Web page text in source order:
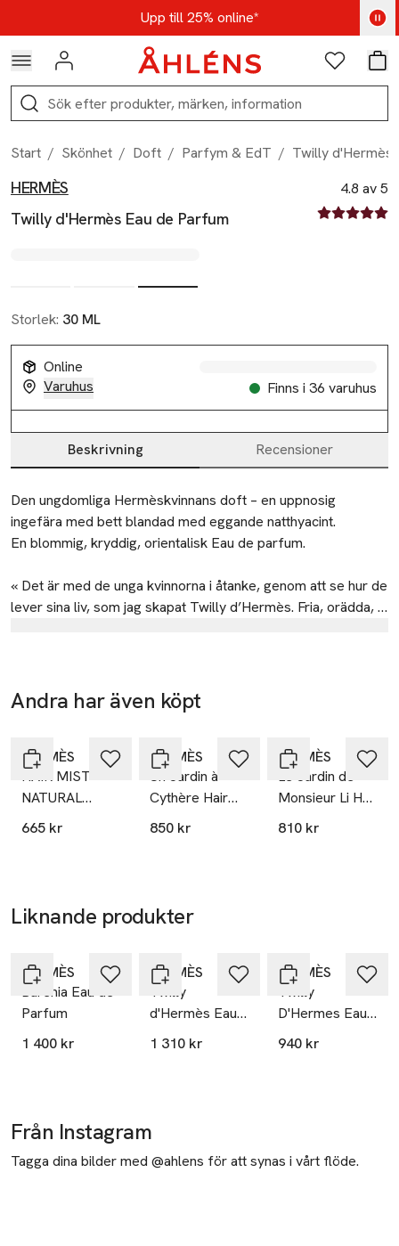
Hoppa till navigationsmenynUpp till 25% online*
Kod: AUG25 - Shoppa nu
Logga in Favoriter
Sök
Start / Skönhet / Doft / Parfym & EdT / Twilly d'Hermès
Produktbilder
Hoppa över bildspelet
HERMÈS
Twilly d'Hermès Eau de Parfum
4.8 av 5
4.8 av fem
Storlek: 30 ML
Online
Varuhus
Finns i 36 varuhus
Produktinformation
Beskrivning Recensioner
Beskrivning
Den ungdomliga Hermèskvinnans doft – en uppnosig
ingefära med bett blandad med eggande natthyacint.
En blommig, kryddig, orientalisk Eau de parfum.
« Det är med de unga kvinnorna i åtanke, genom att se hur de
lever sina liv, som jag skapat Twilly d’Hermès. Fria, orädda,
Det är i den andan som Christine Nagel tagit fram Twilly
ett hettande sting och signalerar eggande attraktion och
uppvaknande sensualism. Det handknutna sidenbandet kring
flaskan är en fantasifull detalj, som understryker den lekfulla
stilen. Varje sidenband är unikt.
23
rue Boissy d’Anglas
France
E-post
anna-lena.sich@hermes.com
Mobilnummer
Andra har även köpt
HERMÈS
HAIR MIST
NATURAL
SPRAY
665 kr
HERMÈS
Un Jardin à
Cythère Hair
and body
850 kr
HERMÈS
Le Jardin de
Monsieur Li Hair
and body
810 kr
Liknande produkter
HERMÈS
Barénia Eau de
Parfum
1 400 kr
HERMÈS
Twilly
d'Hermès Eau
Poivrée, Eau de
1 310 kr
HERMÈS
Twilly
D'Hermes Eau
Ginger EdP
940 kr
Från Instagram
Tagga dina bilder med @ahlens för att synas i vårt flöde.